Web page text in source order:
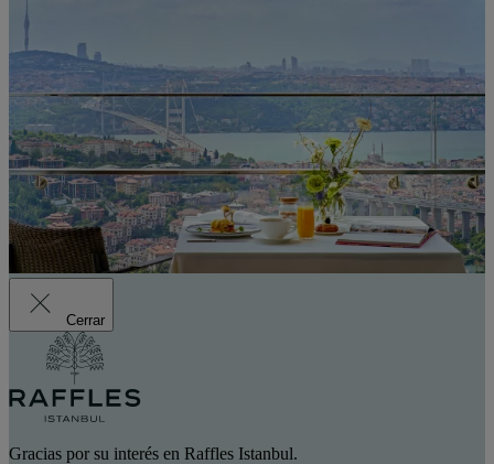
Cerrar
Gracias por su interés en Raffles Istanbul.